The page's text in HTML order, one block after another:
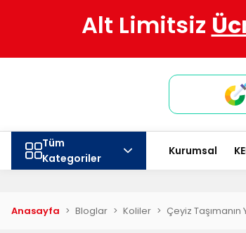
Alt Limitsiz
Tüm
Kategoriler
Kurumsal
Anasayfa Bloglar Koliler Çeyiz Taşımanın